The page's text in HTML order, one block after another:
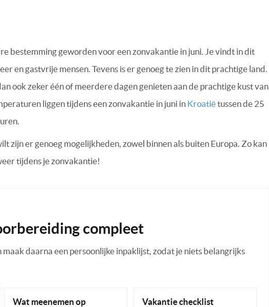
bestemming geworden voor een zonvakantie in juni. Je vindt in dit
en gastvrije mensen. Tevens is er genoeg te zien in dit prachtige land.
ook zeker één of meerdere dagen genieten aan de prachtige kust van
liggen tijdens een zonvakantie in juni in Kroatiëtussen de 25
zijn er genoeg mogelijkheden, zowel binnen als buiten Europa. Zo kan
tijdens je zonvakantie!
compleet
daarna een persoonlijke inpaklijst, zodat je niets belangrijks
Wat meenemen op
Vakantie checklist